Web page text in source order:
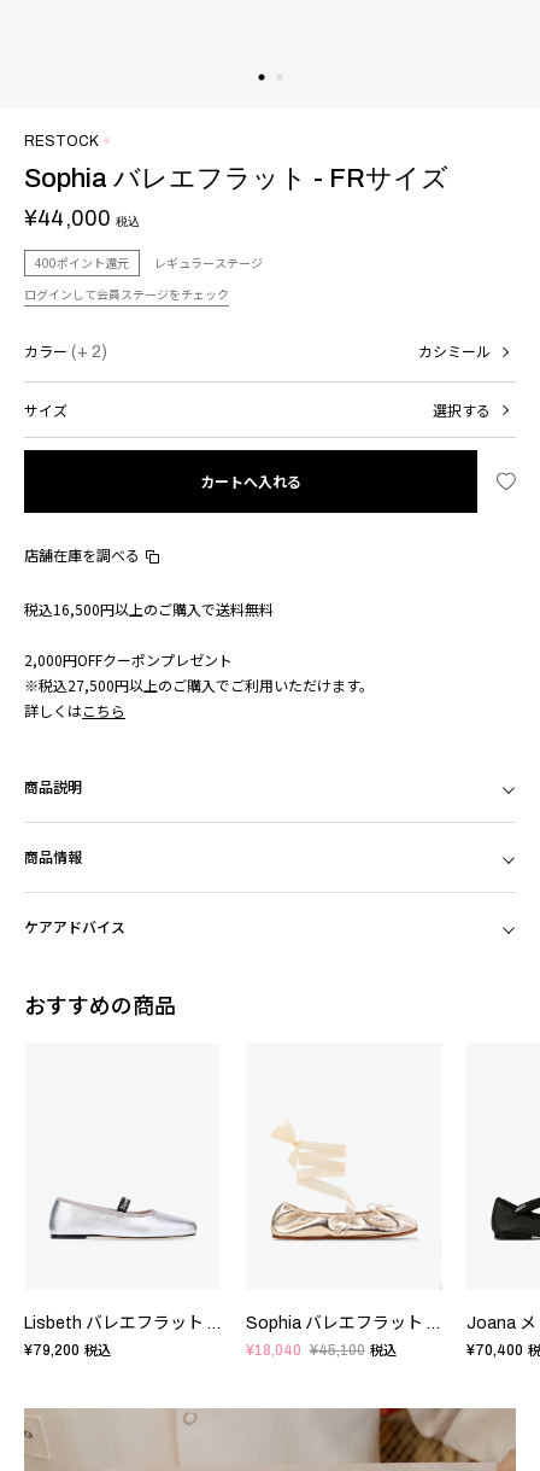
RESTOCK
Sophia バレエフラット - FRサイズ
¥44,000 税込
400ポイント還元
レギュラーステージ
ログインして会員ステージをチェック
カラー (+ 2) カシミール
サイズ 選択する
カートへ入れる
店舗在庫を調べる
税込16,500円以上のご購入で送料無料
2,000円OFFクーポンプレゼント
※税込27,500円以上のご購入でご利用いただけます。
詳しくはこちら
商品説明
商品情報
ケアアドバイス
おすすめの商品
Lisbeth バレエフラット - FRサイズ
¥79,200 税込
Sophia バレエフラット - FRサイズ
¥18,040 ¥45,100 税込 ¥70,400